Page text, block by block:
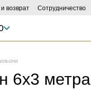
возврат Сотрудничество
6х3 метра